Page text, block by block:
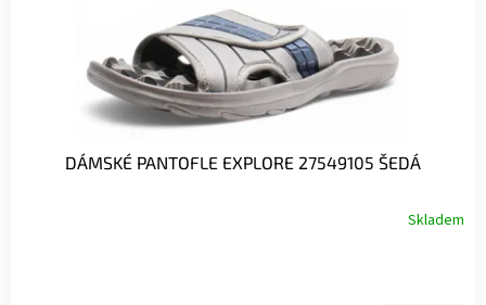
DÁMSKÉ PANTOFLE EXPLORE 27549105 ŠEDÁ
Skladem